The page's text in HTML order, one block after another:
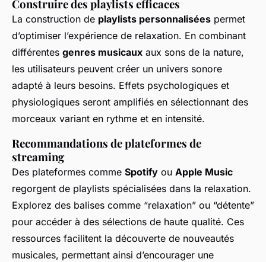
Construire des playlists efficaces
La construction de playlists personnalisées permet
d’optimiser l’expérience de relaxation. En combinant
différentes genres musicaux aux sons de la nature,
les utilisateurs peuvent créer un univers sonore
adapté à leurs besoins. Effets psychologiques et
physiologiques seront amplifiés en sélectionnant des
morceaux variant en rythme et en intensité.
Recommandations de plateformes de
streaming
Des plateformes comme Spotify ou Apple Music
regorgent de playlists spécialisées dans la relaxation.
Explorez des balises comme “relaxation” ou “détente”
pour accéder à des sélections de haute qualité. Ces
ressources facilitent la découverte de nouveautés
musicales, permettant ainsi d’encourager une